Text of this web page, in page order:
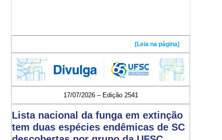
[Leia na página]
17/07/2026 – Edição 2541
Lista nacional da funga em extinção
tem duas espécies endêmicas de SC